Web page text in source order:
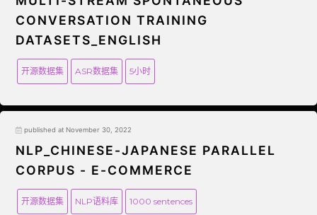
CONVERSATION TRAINING
DATASETS_ENGLISH
开源数据集 ASR数据集 5小时
published at November 30, 2022
NLP_CHINESE-JAPANESE PARALLEL
CORPUS - E-COMMERCE
开源数据集 NLP语料库 1000 sentences